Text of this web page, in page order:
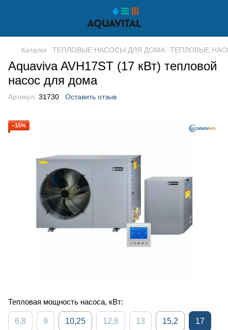
Каталог ТЕПЛОВЫЕ НАСОСЫ ДЛЯ ДОМА ТЕПЛОВЫЕ
Aquaviva AVH17ST (17 кВт) тепловой
насос для дома
Артикул: 31730 Оставить отзыв
−15%
Тепловая мощность насоса, кВт:
6,8 9 10,25 12,8 13 15,2 17